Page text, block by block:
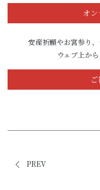
オ
安産祈願やお宮参り
ウェブ上か
PREV